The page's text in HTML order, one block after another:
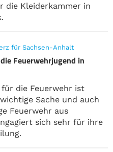
die Kleiderkammer in
für Sachsen-Anhalt
Feuerwehrjugend in
die Feuerwehr ist
Sache und auch
Feuerwehr aus
sich sehr für ihre